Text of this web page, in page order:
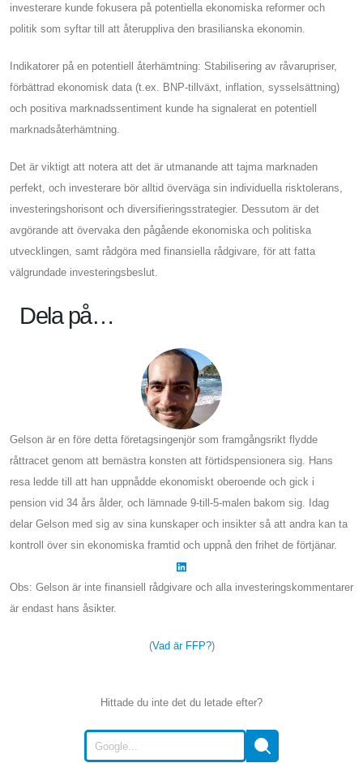
investerare kunde fokusera på potentiella ekonomiska reformer och
politik som syftar till att återuppliva den brasilianska ekonomin.
Indikatorer på en potentiell återhämtning: Stabilisering av råvarupriser,
förbättrad ekonomisk data (t.ex. BNP-tillväxt, inflation, sysselsättning)
och positiva marknadssentiment kunde ha signalerat en potentiell
marknadsåterhämtning.
Det är viktigt att notera att det är utmanande att tajma marknaden
perfekt, och investerare bör alltid överväga sin individuella risktolerans,
investeringshorisont och diversifieringsstrategier. Dessutom är det
avgörande att övervaka den pågående ekonomiska och politiska
utvecklingen, samt rådgöra med finansiella rådgivare, för att fatta
välgrundade investeringsbeslut.
Dela på…
Gelson är en före detta företagsingenjör som framgångsrikt flydde
råttracet genom att bemästra konsten att förtidspensionera sig. Hans
resa ledde till att han uppnådde ekonomiskt oberoende och gick i
pension vid 34 års ålder, och lämnade 9-till-5-malen bakom sig. Idag
delar Gelson med sig av sina kunskaper och insikter så att andra kan ta
kontroll över sin ekonomiska framtid och uppnå den frihet de förtjänar.
Obs: Gelson är inte finansiell rådgivare och alla investeringskommentarer
är endast hans åsikter.
(Vad är FFP?)
Hittade du inte det du letade efter?